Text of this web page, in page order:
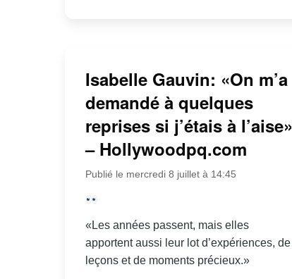
Isabelle Gauvin: «On m’a
demandé à quelques
reprises si j’étais à l’aise»
– Hollywoodpq.com
Publié le mercredi 8 juillet à 14:45
«Les années passent, mais elles
apportent aussi leur lot d’expériences, de
leçons et de moments précieux.»